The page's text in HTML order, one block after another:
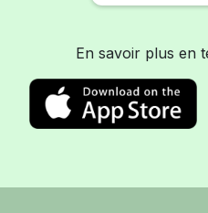
En savoir plus en